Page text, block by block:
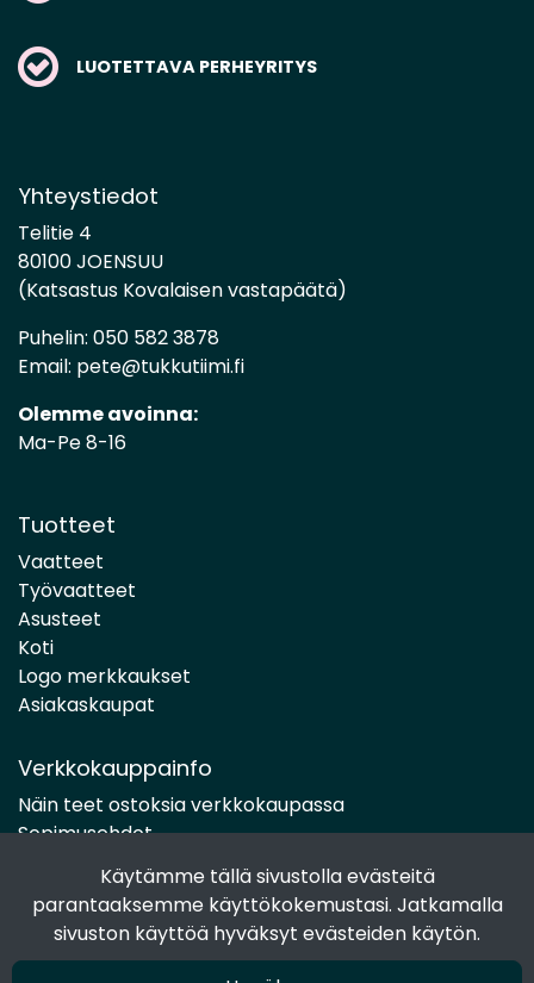
Käytämme tällä sivustolla evästeitä
parantaaksemme käyttökokemustasi. Jatkamalla
sivuston käyttöä hyväksyt evästeiden käytön.
LUOTETTAVA PERHEYRITYS
Yhteystiedot
Telitie 4
80100 JOENSUU
(Katsastus Kovalaisen vastapäätä)
Puhelin: 050 582 3878
Email: pete@tukkutiimi.fi
Olemme avoinna:
Ma-Pe 8-16
Tuotteet
Vaatteet
Työvaatteet
Asusteet
Koti
Logo merkkaukset
Asiakaskaupat
Verkkokauppainfo
Näin teet ostoksia verkkokaupassa
Sopimusehdot
Toimitustavat
Maksutavat
Tietosuojaseloste